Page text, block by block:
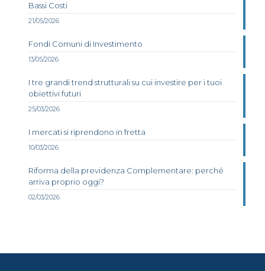
Bassi Costi
21/05/2026
Fondi Comuni di Investimento
13/05/2026
I tre grandi trend strutturali su cui investire per i tuoi
obiettivi futuri
25/03/2026
I mercati si riprendono in fretta
10/03/2026
Riforma della previdenza Complementare: perché
arriva proprio oggi?
02/03/2026